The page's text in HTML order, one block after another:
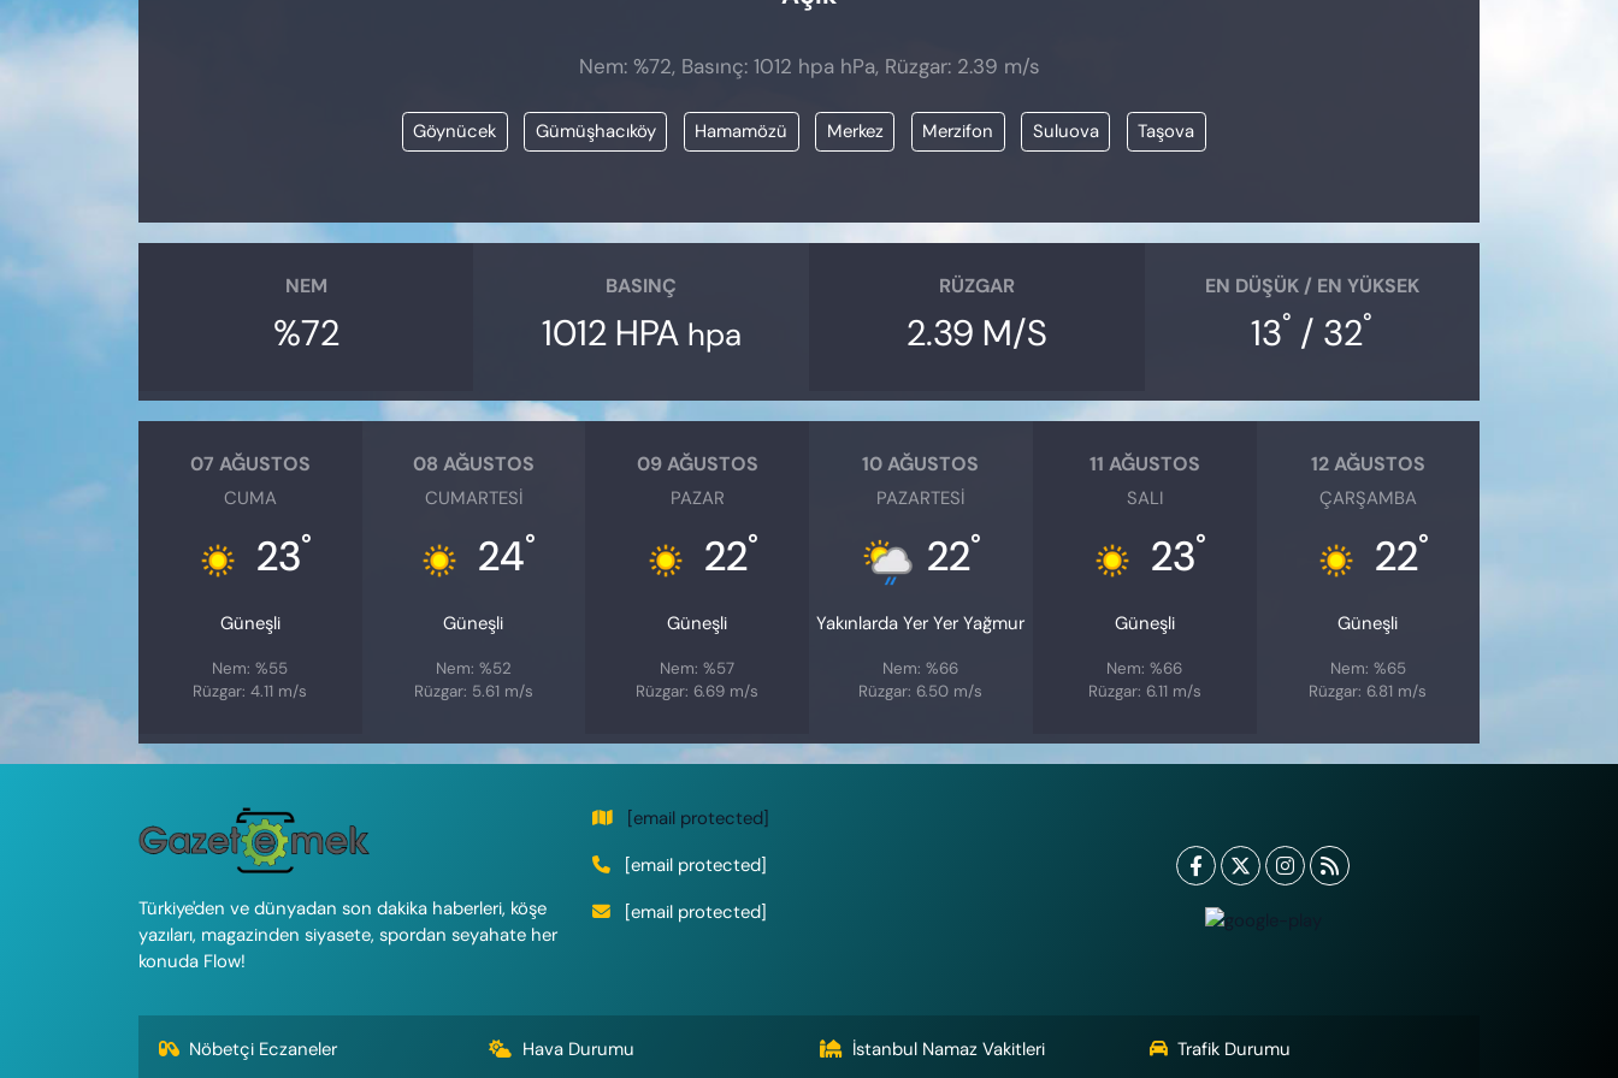
Nem: %72, Basınç: 1012 hpa hPa, Rüzgar: 2.39 m/s
Göynücek Gümüşhacıköy Hamamözü Merkez Merzifon Suluova Taşova
NEM
%72
BASINÇ
1012 HPA hpa
RÜZGAR
2.39 M/S
EN DÜŞÜK / EN YÜKSEK
13° / 32°
07 AĞUSTOS
CUMA
23°
Güneşli
Nem: %55
Rüzgar: 4.11 m/s
08 AĞUSTOS
CUMARTESI
24°
Güneşli
Nem: %52
Rüzgar: 5.61 m/s
09 AĞUSTOS
PAZAR
22°
Güneşli
Nem: %57
Rüzgar: 6.69 m/s
10 AĞUSTOS
PAZARTESI
22°
Yakınlarda Yer Yer Yağmur
Nem: %66
Rüzgar: 6.50 m/s
11 AĞUSTOS
SALI
23°
Güneşli
Nem: %66
Rüzgar: 6.11 m/s
12 AĞUSTOS
ÇARŞAMBA
22°
Güneşli
Nem: %65
Rüzgar: 6.81 m/s
Türkiye'den ve dünyadan son dakika haberleri, köşe
yazıları, magazinden siyasete, spordan seyahate her
konuda Flow!
[email protected]
[email protected]
[email protected]
Nöbetçi Eczaneler Hava Durumu İstanbul Namaz Vakitleri Trafik Durumu
KADIN
VAN VE DİYARBAKIR HABERLERİ